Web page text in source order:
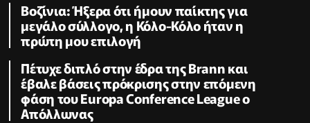
Βοζίνια: Ήξερα ότι ήμουν παίκτης για
μεγάλο σύλλογο, η Κόλο-Κόλο ήταν η
πρώτη μου επιλογή
Πέτυχε διπλό στην έδρα της Brann και
έβαλε βάσεις πρόκρισης στην επόμενη
φάση του Europa Conference League ο
Απόλλωνας